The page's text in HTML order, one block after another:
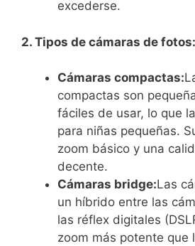
excederse.
2. Tipos de cámaras de fotos:
Cámaras compactas:
compactas son
fáciles de usar, lo que
para niñas pequeñas.
zoom básico y una
decente.
Cámaras bridge:Las
un híbrido entre las
las réflex digitales
zoom más potente que